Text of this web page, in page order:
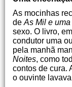
As mocinhas
de As Mil e
sexo. O livro,
condutor uma
pela manhã
Noites, como
contos de cura.
o ouvinte